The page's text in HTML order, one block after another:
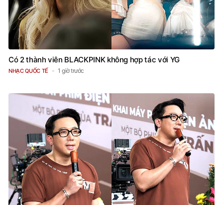
Có 2 thành viên BLACKPINK không hợp tác với YG
NHẠC QUỐC TẾ 1 giờ trước